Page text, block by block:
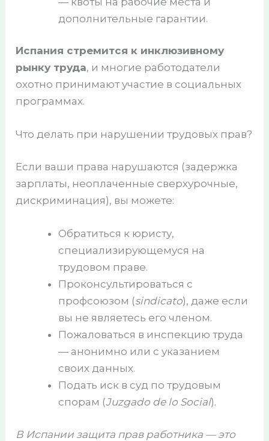
дополнительные гарантии.
Испания стремится к инклюзивному
рынку труда, и многие работодатели
охотно принимают участие в социальных
программах.
Что делать при нарушении трудовых прав?
Если ваши права нарушаются (задержка
зарплаты, неоплаченные сверхурочные,
дискриминация), вы можете:
Обратиться к юристу,
специализирующемуся на
трудовом праве.
Проконсультироваться с
профсоюзом (sindicato), даже если
вы не являетесь его членом.
Пожаловаться в инспекцию труда
— анонимно или с указанием
своих данных.
Подать иск в суд по трудовым
спорам (Juzgado de lo Social).
В Испании защита прав работника — это